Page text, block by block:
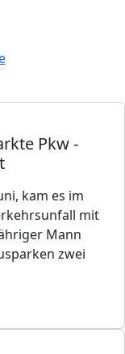
Pkw -
kam es im
mit
Mann
zwei